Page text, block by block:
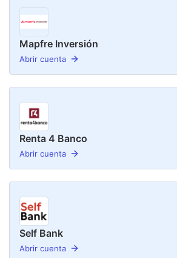
Mapfre Inversión
Abrir cuenta
Renta 4 Banco
Abrir cuenta
Self Bank
Abrir cuenta